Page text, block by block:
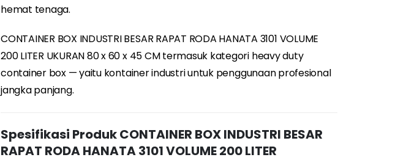
hemat tenaga.
CONTAINER BOX INDUSTRI BESAR RAPAT RODA HANATA 3101 VOLUME
200 LITER UKURAN 80 x 60 x 45 CM termasuk kategori heavy duty
container box — yaitu kontainer industri untuk penggunaan profesional
jangka panjang.
Spesifikasi Produk CONTAINER BOX INDUSTRI BESAR
RAPAT RODA HANATA 3101 VOLUME 200 LITER